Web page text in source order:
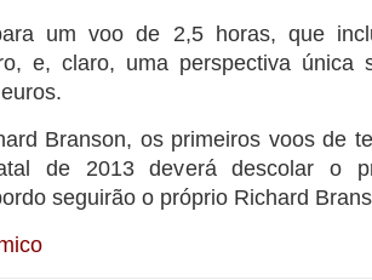
um voo de 2,5 horas, que
e, claro, uma perspectiva única
Branson, os primeiros voos de
de 2013 deverá descolar o
seguirão o próprio Richard